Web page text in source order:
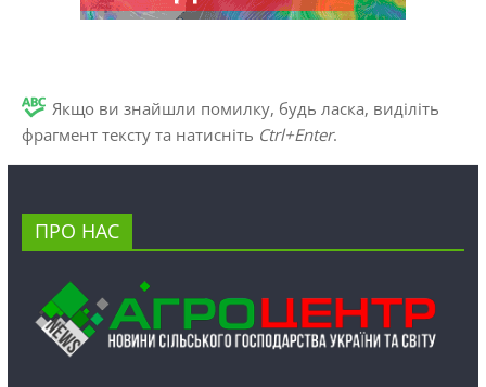
Якщо ви знайшли помилку, будь ласка, виділіть
фрагмент тексту та натисніть Ctrl+Enter.
ПРО НАС